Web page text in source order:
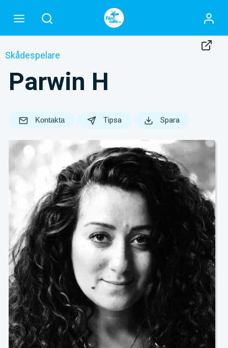
Skådespelare
Parwin H
Kontakta Tipsa Spara